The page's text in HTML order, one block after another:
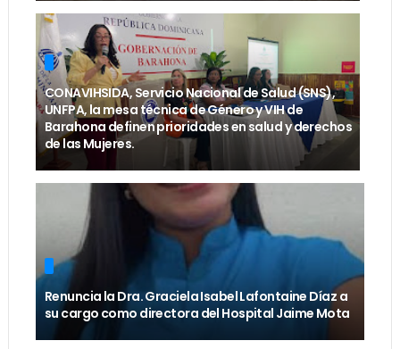
CONAVIHSIDA, Servicio Nacional de Salud (SNS),
UNFPA, la mesa técnica de Género y VIH de
Barahona definen prioridades en salud y derechos
de las Mujeres.
Renuncia la Dra. Graciela Isabel Lafontaine Díaz a
su cargo como directora del Hospital Jaime Mota